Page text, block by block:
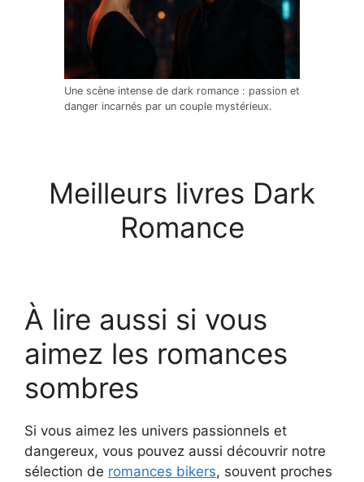
Une scène intense de dark romance : passion et
danger incarnés par un couple mystérieux.
Meilleurs livres Dark
Romance
À lire aussi si vous
aimez les romances
sombres
Si vous aimez les univers passionnels et
dangereux, vous pouvez aussi découvrir notre
sélection de romances bikers, souvent proches